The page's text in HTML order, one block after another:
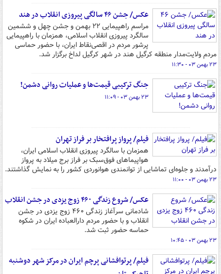
عکس/ جشن ۴۶ سالگی پیروزی انقلاب در هند
مراسم راهپیمایی ۲۲ بهمن و جشن چهل و ششمین
سالگرد پیروزی انقلاب اسلامی، همزمان با راهپیمایی
پرشور مردم در اقصی‌نقاط ایران، با حضور حماسی
مردم ولایت‌مدار منطقه کرگیل هند در شهر کرگیل لداخ برگزار شد.
۲۳ بهمن ۰۳ - ۱۱:۳۰
جنگ ترکیبی قیمت‌ها و عملیات روانی دشمن!
۲۳ بهمن ۰۳ - ۱۱:۰۹
فیلم/ پرواز پرافتخار بر فراز تهران
همزمان با سالگرد پیروزی انقلاب اسلامی ایران،
هواپیماهای فوق‌سبک بر فراز برج میلاد به پرواز
درآمدند و جلوه‌ای تماشایی از توانمندی هوانوردی کشور را به نمایش گذاشتند.
۲۳ بهمن ۰۳ - ۱۱:۰۰
عکس/ شروع زندگی ۴۶٠ زوج یزدی در جشن انقلاب
شادمانی سرآغاز زندگی ۴۶٠ زوج یزدی در جشن
انقلاب و با حضور مردم دارالعباده ایران در شکوه
حماسه حضور ثبت شد.
۲۳ بهمن ۰۳ - ۱۰:۴۵
فیلم/ پرتوافشانی پرچم ایران در مرکز شهر دوشنبه